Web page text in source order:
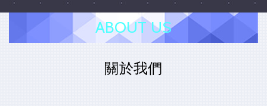
ABOUT US
關於我們